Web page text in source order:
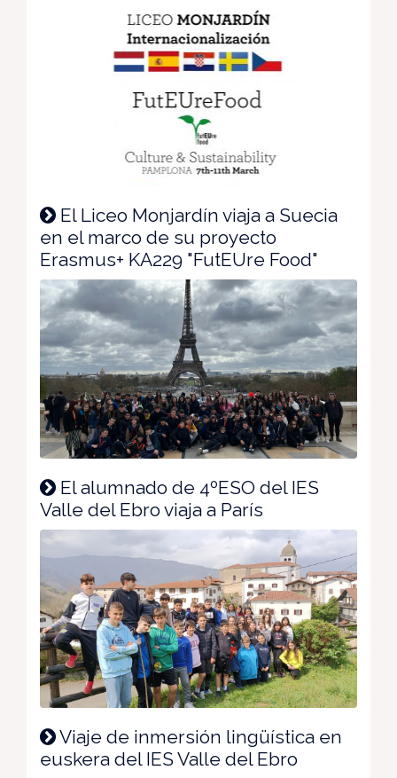
El Liceo Monjardín viaja a Suecia
en el marco de su proyecto
Erasmus+ KA229 "FutEUre Food"
El alumnado de 4ºESO del IES
Valle del Ebro viaja a París
Viaje de inmersión lingüística en
euskera del IES Valle del Ebro